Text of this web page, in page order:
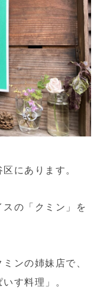
にあります。
の「クミン」を
ンの姉妹店で、
す料理」。